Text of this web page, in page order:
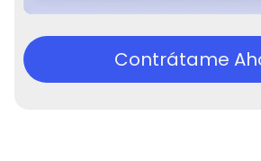
Contrátame